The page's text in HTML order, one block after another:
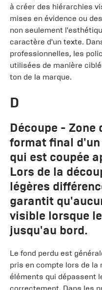
à créer des hiérarchies
mises en évidence ou
non seulement
caractère d'un texte.
professionnelles, les
utilisées de manière
ton de la marque.
D
Découpe - Zone
format final
qui est coupée
Lors de la
légères
garantit
visible lorsque
jusqu'au bord.
Le fond perdu est
pris en compte lors de la
éléments qui dépassent